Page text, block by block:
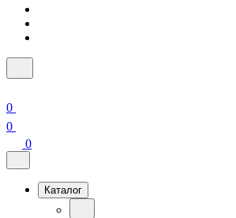
0
0
0
Каталог